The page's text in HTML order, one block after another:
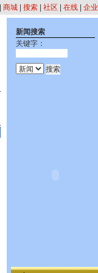
商城 搜索 社区 在线 企业
新闻搜索
关键字：